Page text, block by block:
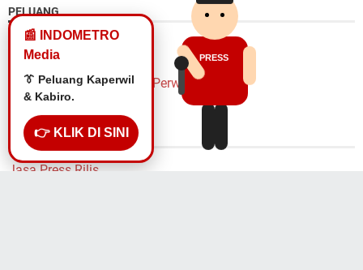
📰 INDOMETRO
Media
🎙️ Lowongan
Wartawan.
👉 KLIK DI SINI
PRESS
PELUANG
Peluang Karir
Lowongan Wartawan
Lowongan Kepala Biro & Perwakilan
Penulis Freelance
LAYANAN
Jasa Press Rilis